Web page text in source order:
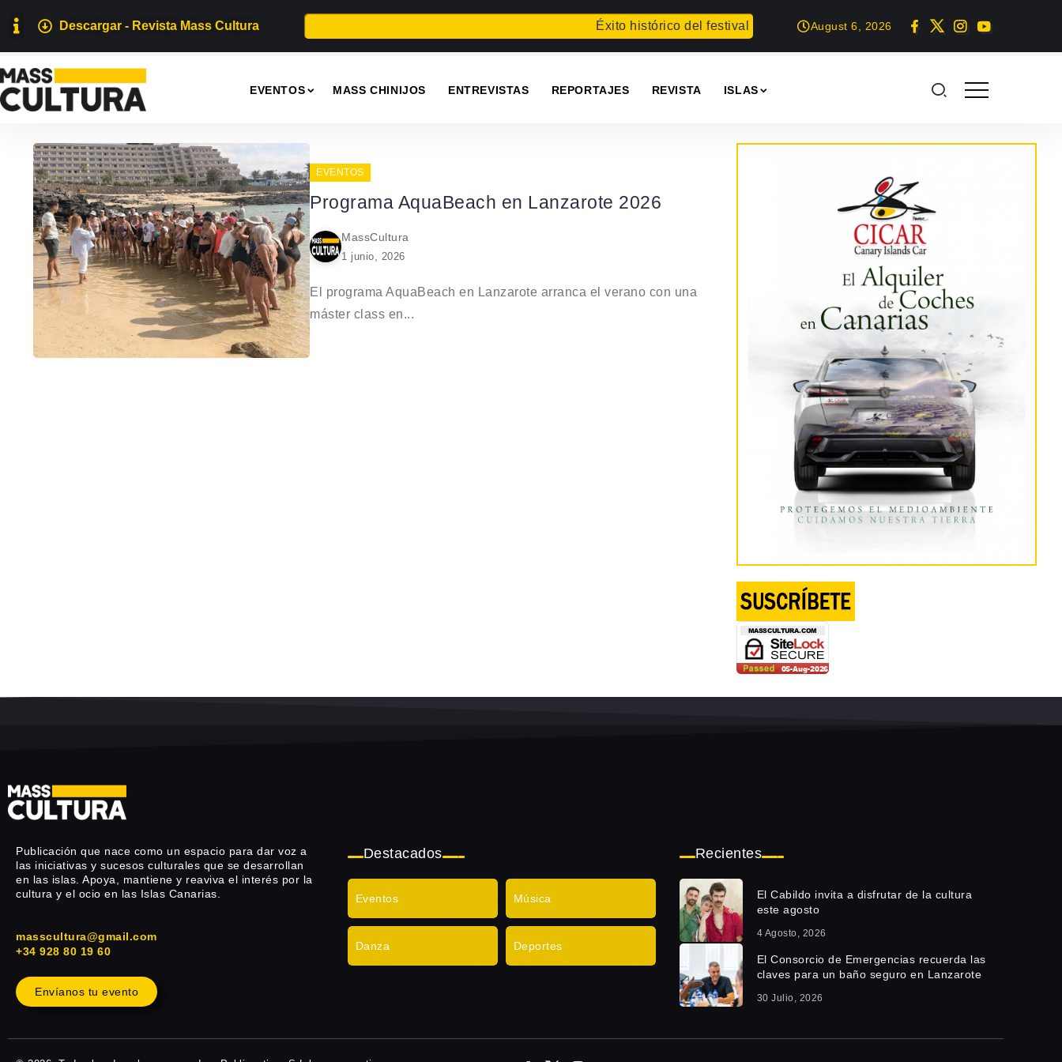
Descargar - Revista Mass Cultura Éxito histórico del festival en Gran CanariaProyección del documental: Las
August 6, 2026
EVENTOS MASS CHINIJOS ENTREVISTAS REPORTAJES REVISTA ISLAS
EVENTOS
Programa AquaBeach en Lanzarote 2026
MassCultura
1 junio, 2026
El programa AquaBeach en Lanzarote arranca el verano con una
máster class en...
Publicación que nace como un espacio para dar voz a
las iniciativas y sucesos culturales que se desarrollan
en las islas. Apoya, mantiene y reaviva el interés por la
cultura y el ocio en las Islas Canarias.
masscultura@gmail.com
+34 928 80 19 60
Envíanos tu evento
Destacados
Eventos Música
Danza Deportes
Recientes
El Cabildo invita a disfrutar de la cultura
este agosto
4 Agosto, 2026
El Consorcio de Emergencias recuerda las
claves para un baño seguro en Lanzarote
30 Julio, 2026